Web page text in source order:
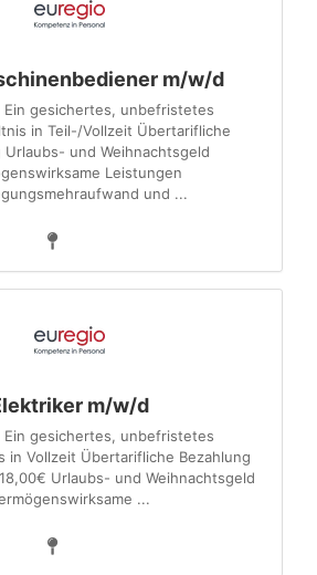
m/w/d
Ein gesichertes, unbefristetes
in Teil-/Vollzeit Übertarifliche
Urlaubs- und Weihnachtsgeld
Leistungen
und ...
m/w/d
Ein gesichertes, unbefristetes
in Vollzeit Übertarifliche Bezahlung
Urlaubs- und Weihnachtsgeld
...